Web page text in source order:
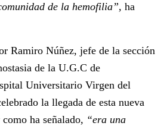
de la hemofilia”, ha
Ramiro Núñez, jefe de la sección
de la U.G.C de
Universitario Virgen del
la llegada de esta nueva
ha señalado, “era una